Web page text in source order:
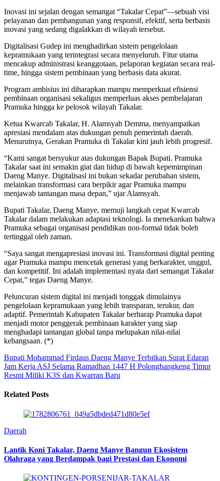
Inovasi ini sejalan dengan semangat “Takalar Cepat”—sebuah visi
pelayanan dan pembangunan yang responsif, efektif, serta berbasis
inovasi yang sedang digalakkan di wilayah tersebut.
Digitalisasi Gudep ini menghadirkan sistem pengelolaan
kepramukaan yang terintegrasi secara menyeluruh. Fitur utama
mencakup administrasi keanggotaan, pelaporan kegiatan secara real-
time, hingga sistem pembinaan yang berbasis data akurat.
Program ambisius ini diharapkan mampu memperkuat efisiensi
pembinaan organisasi sekaligus memperluas akses pembelajaran
Pramuka hingga ke pelosok wilayah Takalar.
Ketua Kwarcab Takalar, H. Alamsyah Demma, menyampaikan
apresiasi mendalam atas dukungan penuh pemerintah daerah.
Menurutnya, Gerakan Pramuka di Takalar kini jauh lebih progresif.
“Kami sangat bersyukur atas dukungan Bapak Bupati. Pramuka
Takalar saat ini semakin giat dan hidup di bawah kepemimpinan
Daeng Manye. Digitalisasi ini bukan sekadar perubahan sistem,
melainkan transformasi cara berpikir agar Pramuka mampu
menjawab tantangan masa depan,” ujar Alamsyah.
Bupati Takalar, Daeng Manye, memuji langkah cepat Kwarcab
Takalar dalam melakukan adaptasi teknologi. Ia menekankan bahwa
Pramuka sebagai organisasi pendidikan non-formal tidak boleh
tertinggal oleh zaman.
“Saya sangat mengapresiasi inovasi ini. Transformasi digital penting
agar Pramuka mampu mencetak generasi yang berkarakter, unggul,
dan kompetitif. Ini adalah implementasi nyata dari semangat Takalar
Cepat,” tegas Daeng Manye.
Peluncuran sistem digital ini menjadi tonggak dimulainya
pengelolaan kepramukaan yang lebih transparan, terukur, dan
adaptif. Pemerintah Kabupaten Takalar berharap Pramuka dapat
menjadi motor penggerak pembinaan karakter yang siap
menghadapi tantangan global tanpa melupakan nilai-nilai
kebangsaan. (*)
Bupati Mohammad Firdaus Daeng Manye Terbitkan Surat Edaran
Jam Kerja ASJ Selama Ramadhan 1447 H Polongbangkeng Timur
Resmi Miliki K3S dan Kwarran Baru
Related Posts
Daerah
Lantik Koni Takalar, Daeng Manye Bangun Ekosistem
Olahraga yang Berdampak bagi Prestasi dan Ekonomi